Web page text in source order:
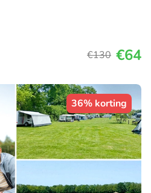
€130 €64
36% korting